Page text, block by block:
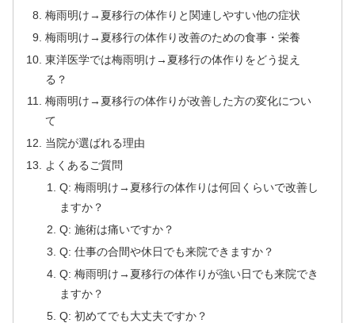
梅雨明け→夏移行の体作りと関連しやすい他の症状
梅雨明け→夏移行の体作り改善のための食事・栄養
東洋医学では梅雨明け→夏移行の体作りをどう捉え
る？
梅雨明け→夏移行の体作りが改善した方の変化につい
て
当院が選ばれる理由
よくあるご質問
Q: 梅雨明け→夏移行の体作りは何回くらいで改善し
ますか？
Q: 施術は痛いですか？
Q: 仕事の合間や休日でも来院できますか？
Q: 梅雨明け→夏移行の体作りが強い日でも来院でき
ますか？
Q: 初めてでも大丈夫ですか？